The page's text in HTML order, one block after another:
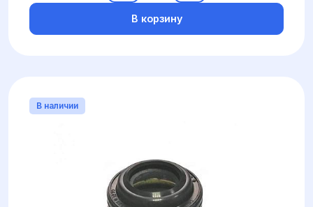
В корзину
В наличии